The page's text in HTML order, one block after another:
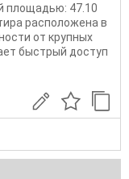
площадью: 47.10
расположена в
от крупных
быстрый доступ